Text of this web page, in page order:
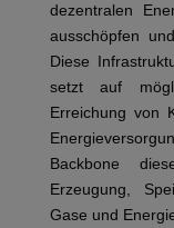
dezentralen
ausschöpfen
Diese
setzt auf
Erreichung von
Backbone
Erzeugung,
Gase und